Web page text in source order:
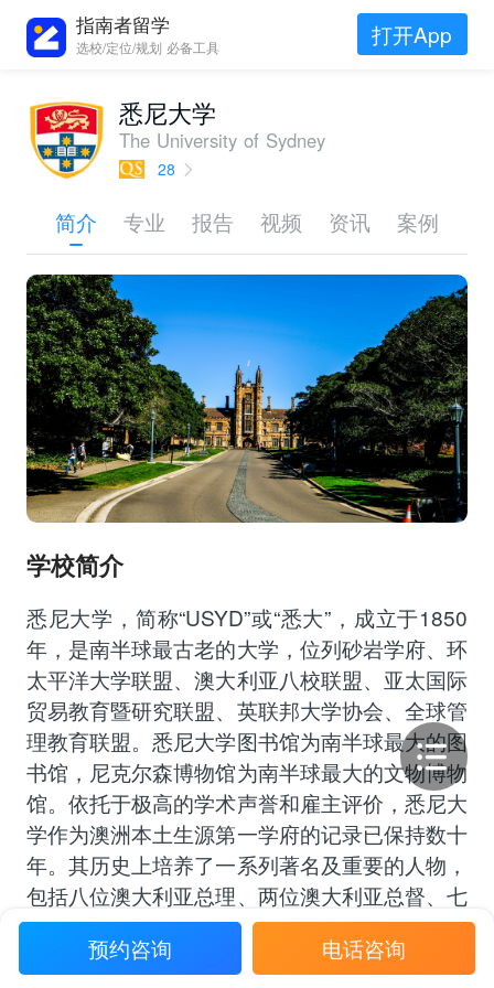
指南者留学
选校/定位/规划 必备工具 打开App
悉尼大学
The University of Sydney
28
简介 专业 报告 视频 资讯 案例
学校简介
悉尼大学，简称“USYD”或“悉大”，成立于1850
年，是南半球最古老的大学，位列砂岩学府、环
太平洋大学联盟、澳大利亚八校联盟、亚太国际
贸易教育暨研究联盟、英联邦大学协会、全球管
理教育联盟。悉尼大学图书馆为南半球最大的图
书馆，尼克尔森博物馆为南半球最大的文物博物
馆。依托于极高的学术声誉和雇主评价，悉尼大
学作为澳洲本土生源第一学府的记录已保持数十
年。其历史上培养了一系列著名及重要的人物，
包括八位澳大利亚总理、两位澳大利亚总督、七
位诺贝尔奖和克拉福德奖得主。
澳大利亚八校联盟
预约咨询 电话咨询